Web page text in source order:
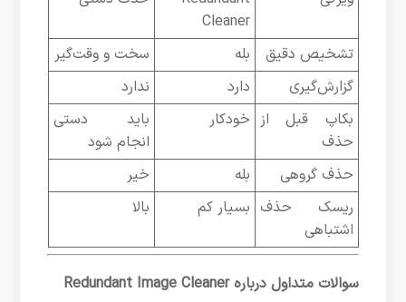
Cleaner
تشخیص دقیق بله
سخت و وقت‌گیر
گزارش‌گیری
دارد
ندارد
بکاپ قبل از
حذف
خودکار
باید دستی
انجام شود
حذف گروهی
بله
خیر
ریسک حذف
اشتباهی
بسیار کم بالا
سوالات متداول درباره Redundant Image Cleaner